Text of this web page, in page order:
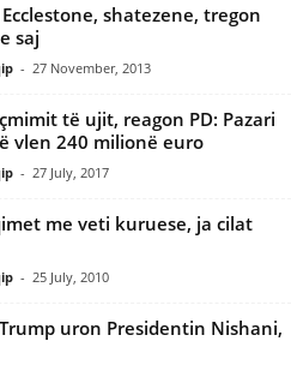
shatezene, tregon
saj
- 27 November, 2013
të ujit, reagon PD: Pazari
vlen 240 milionë euro
- 27 July, 2017
me veti kuruese, ja cilat
- 25 July, 2010
uron Presidentin Nishani,